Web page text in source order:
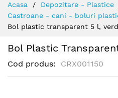
Acasa
Depozitare - Plastice
Castroane - cani - boluri
Bol plastic transparent 5 l,
Bol Plastic
Cod produs CRX001150